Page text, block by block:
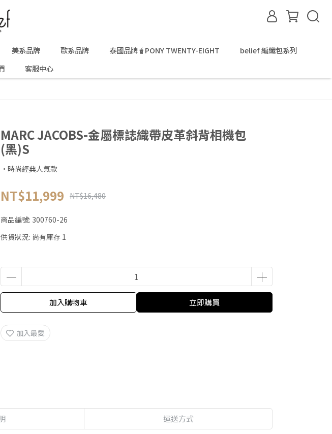
美系品牌 歐系品牌 泰國品牌🧋PONY TWENTY-EIGHT
belief 編織包系列
客服中心
MARC JACOBS-金屬標誌織帶皮革斜背相機包
(黑)S
·時尚經典人氣款
NT$11,999 NT$16,480
商品編號: 300760-26
供貨狀況: 尚有庫存 1
加入購物車 立即購買
加入最愛
運送方式